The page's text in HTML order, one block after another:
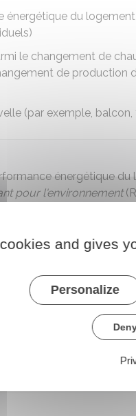
énergétique du
le changement de
de production
(par exemple, balcon,
énergétique du
pour l'environnement
un architecte
au service en ligne
écologique (Ademe)
le 31 décembre de la
and gives
Personalize